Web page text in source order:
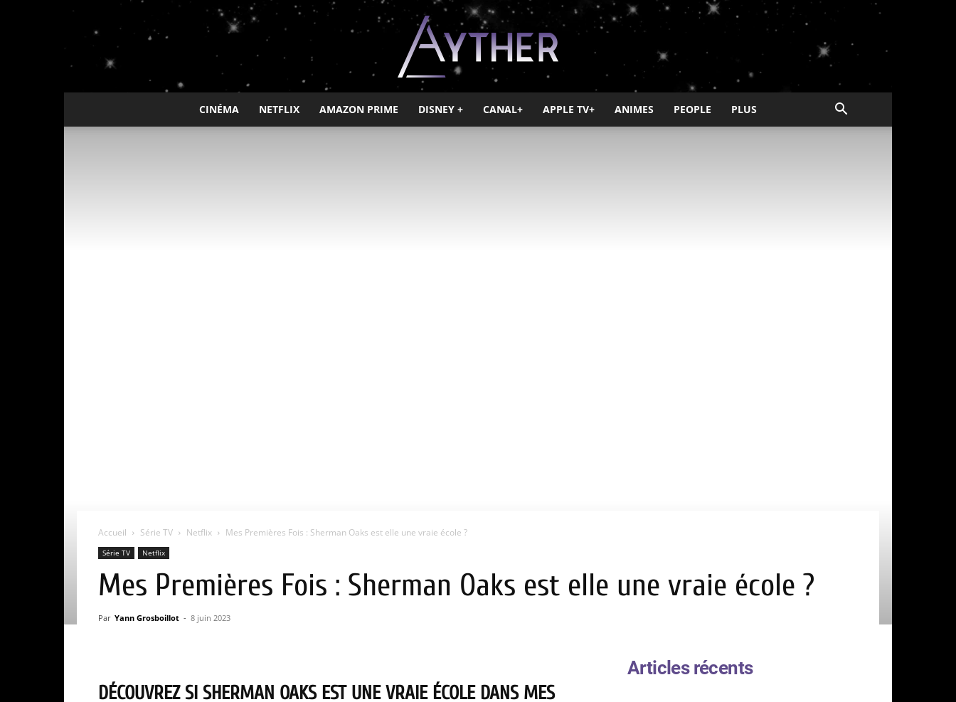
Ayther
CINÉMA NETFLIX AMAZON PRIME DISNEY + CANAL+ APPLE TV+ ANIMES PEOPLE PLUS
Accueil Série TV Netflix Mes Premières Fois : Sherman Oaks est elle une vraie école ?
Série TV Netflix
Mes Premières Fois : Sherman Oaks est elle une vraie école ?
Par Yann Grosboillot - 8 juin 2023
DÉCOUVREZ SI SHERMAN OAKS EST UNE VRAIE ÉCOLE DANS MES
Articles récents